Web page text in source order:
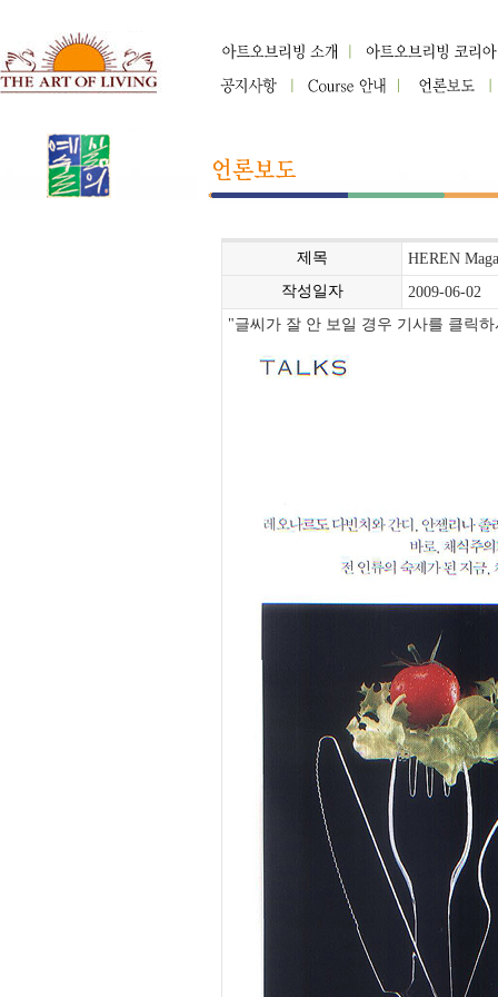
제목
HEREN
작성일자
2009-06-02
"글씨가 잘 안 보일 경우 기사를 클릭